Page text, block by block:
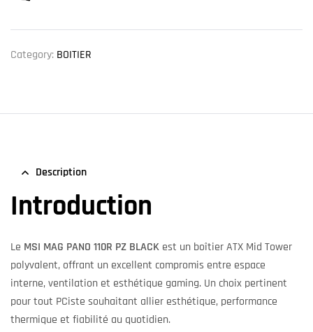
Category: BOITIER
Description
Introduction
Le MSI MAG PANO 110R PZ BLACK est un boîtier ATX Mid Tower
polyvalent, offrant un excellent compromis entre espace
interne, ventilation et esthétique gaming. Un choix pertinent
pour tout PCiste souhaitant allier esthétique, performance
thermique et fiabilité au quotidien.